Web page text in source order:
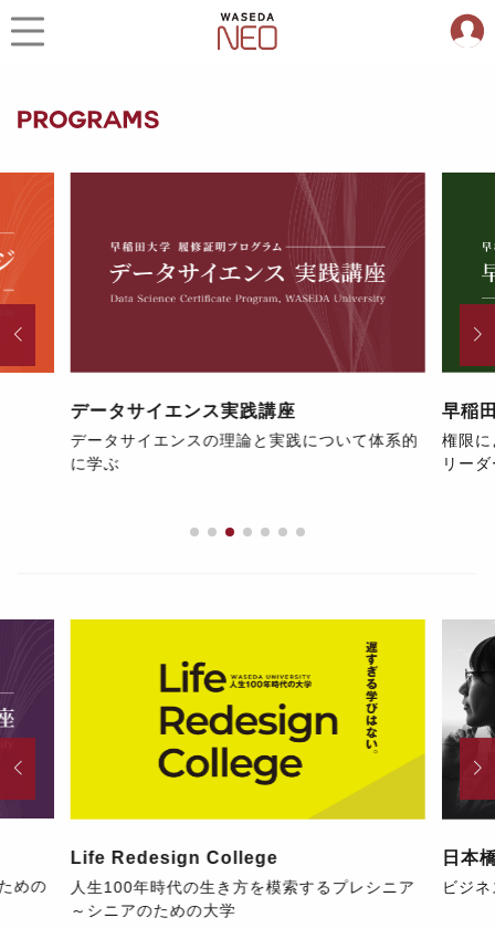
ンス実践講座
スの理論と実践について体系的
早稲田リーダーシップカ
権限によらないリーダーシッ
リーダーシップ開発を学ぶ
めの
Life Redesign College
人生100年時代の生き方を模索するプレシニア
～シニアのための大学
日本
ビジ